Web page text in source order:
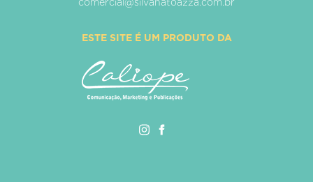
ESTE SITE É UM PRODUTO DA